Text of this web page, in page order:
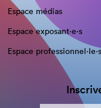
Espace médias
Espace exposant·e⋅s
Espace